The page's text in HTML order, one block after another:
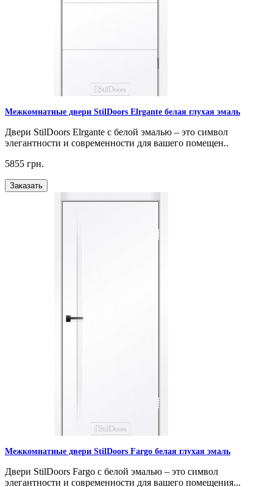
Межкомнатные двери StilDoors Elrgante белая глухая эмаль
Двери StilDoors Elrgante с белой эмалью – это символ
элегантности и современности для вашего помещен..
5855 грн.
Заказать
Межкомнатные двери StilDoors Fargo белая глухая эмаль
Двери StilDoors Fargo с белой эмалью – это символ
элегантности и современности для вашего помещения...